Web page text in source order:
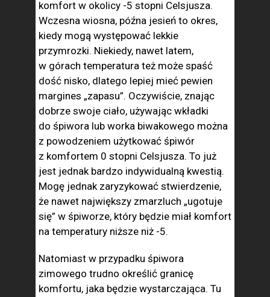
komfort w okolicy -5 stopni Celsjusza.
Wczesna wiosna, późna jesień to okres,
kiedy mogą występować lekkie
przymrozki. Niekiedy, nawet latem,
w górach temperatura też może spaść
dość nisko, dlatego lepiej mieć pewien
margines „zapasu”. Oczywiście, znając
dobrze swoje ciało, używając wkładki
do śpiwora lub worka biwakowego można
z powodzeniem użytkować śpiwór
z komfortem 0 stopni Celsjusza. To już
jest jednak bardzo indywidualną kwestią.
Mogę jednak zaryzykować stwierdzenie,
że nawet największy zmarzluch „ugotuje
się” w śpiworze, który będzie miał komfort
na temperatury niższe niż -5.
Natomiast w przypadku śpiwora
zimowego trudno określić granicę
komfortu, jaka będzie wystarczająca. Tu